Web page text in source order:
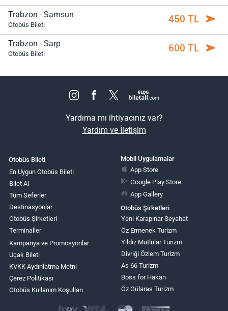
Trabzon - Samsun
Otobüs Bileti 450 TL
Trabzon - Sarp
Otobüs Bileti 600 TL
Yardıma mı ihtiyacınız var?
Yardım ve İletişim
Otobüs Bileti
En Uygun Otobüs Bileti
Bilet Al
Tüm Seferler
Destinasyonlar
Otobüs Şirketleri
Terminaller
Kampanya ve Promosyonlar
Uçak Bileti
KVKK Aydınlatma Metni
Çerez Politikası
Otobüs Kullanım Koşulları
Mobil Uygulamalar
App Store
Google Play Store
App Gallery
Otobüs Şirketleri
Yeni Karapınar Seyahat
Öz Ermenek Turizm
Yıldız Mutlular Turizm
Divriği Özlem Turizm
As 66 Turizm
Boss for Hakan
Öz Gülaras Turizm